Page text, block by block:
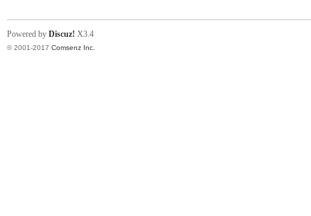
Powered by Discuz! X3.4
© 2001-2017 Comsenz Inc.